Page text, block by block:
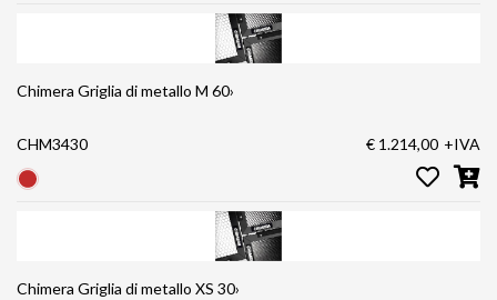
Chimera Griglia di metallo M 60›
CHM3430 € 1.214,00 +IVA
Chimera Griglia di metallo XS 30›